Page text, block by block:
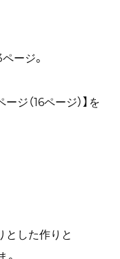
ージ。
ジ（16ページ）】を
とした作りと